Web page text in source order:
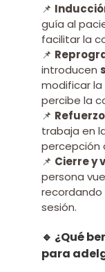
📌
guía al
facilitar la
📌
introducen
modificar
percibe la
📌
trabaja en
percepción
📌 Cierre y
persona
sesión.
🔹 ¿Qué
para